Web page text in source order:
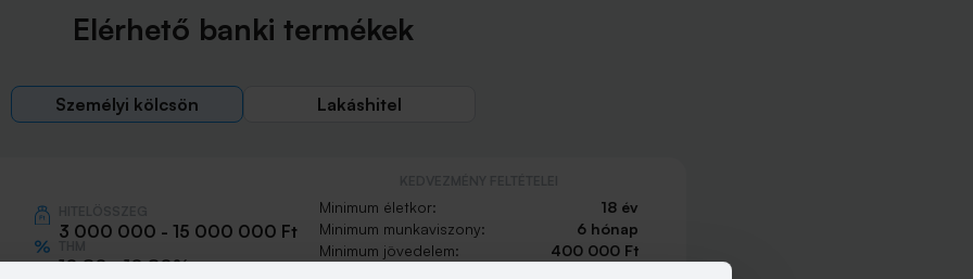
Elérhető banki termékek
Személyi kölcsön Lakáshitel
3 000 000 - 15 000 000 Ft
10,80 - 10,80%
Minimum életkor:
18 év
Minimum munkaviszony:
6 hónap
Minimum jövedelem:
400 000 Ft